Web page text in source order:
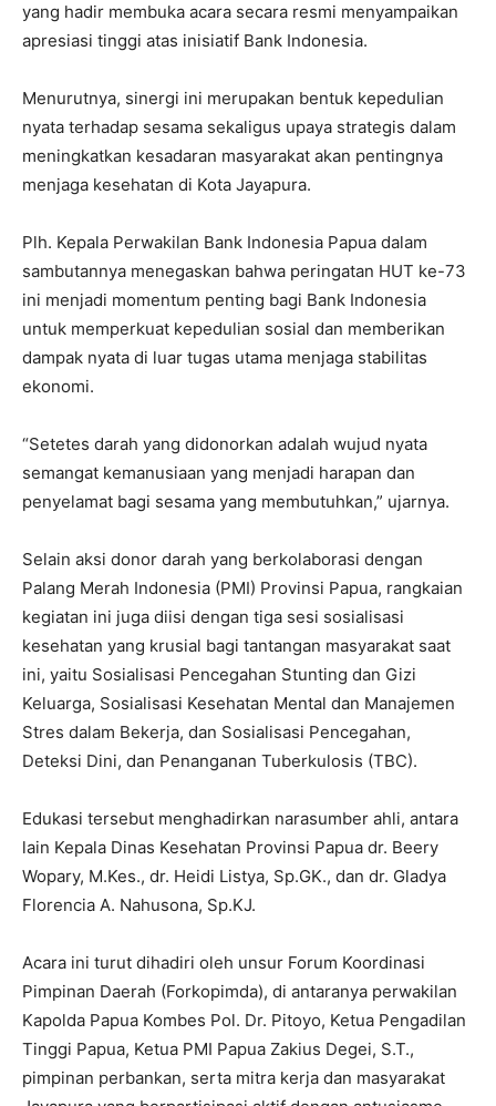
yang hadir membuka acara secara resmi menyampaikan
apresiasi tinggi atas inisiatif Bank Indonesia.
Menurutnya, sinergi ini merupakan bentuk kepedulian
nyata terhadap sesama sekaligus upaya strategis dalam
meningkatkan kesadaran masyarakat akan pentingnya
menjaga kesehatan di Kota Jayapura.
Plh. Kepala Perwakilan Bank Indonesia Papua dalam
sambutannya menegaskan bahwa peringatan HUT ke-73
ini menjadi momentum penting bagi Bank Indonesia
untuk memperkuat kepedulian sosial dan memberikan
dampak nyata di luar tugas utama menjaga stabilitas
ekonomi.
“Setetes darah yang didonorkan adalah wujud nyata
semangat kemanusiaan yang menjadi harapan dan
penyelamat bagi sesama yang membutuhkan,” ujarnya.
Selain aksi donor darah yang berkolaborasi dengan
Palang Merah Indonesia (PMI) Provinsi Papua, rangkaian
kegiatan ini juga diisi dengan tiga sesi sosialisasi
kesehatan yang krusial bagi tantangan masyarakat saat
ini, yaitu Sosialisasi Pencegahan Stunting dan Gizi
Keluarga, Sosialisasi Kesehatan Mental dan Manajemen
Stres dalam Bekerja, dan Sosialisasi Pencegahan,
Deteksi Dini, dan Penanganan Tuberkulosis (TBC).
Edukasi tersebut menghadirkan narasumber ahli, antara
lain Kepala Dinas Kesehatan Provinsi Papua dr. Beery
Wopary, M.Kes., dr. Heidi Listya, Sp.GK., dan dr. Gladya
Florencia A. Nahusona, Sp.KJ.
Acara ini turut dihadiri oleh unsur Forum Koordinasi
Pimpinan Daerah (Forkopimda), di antaranya perwakilan
Kapolda Papua Kombes Pol. Dr. Pitoyo, Ketua Pengadilan
Tinggi Papua, Ketua PMI Papua Zakius Degei, S.T.,
pimpinan perbankan, serta mitra kerja dan masyarakat